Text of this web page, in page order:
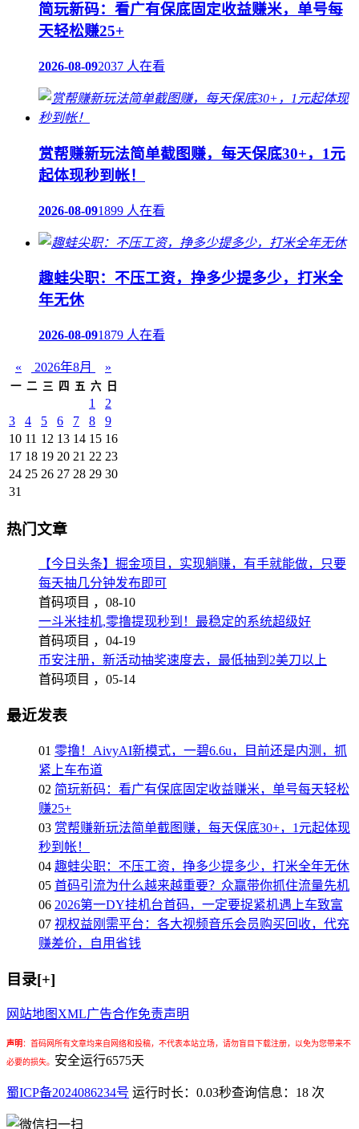
简玩新码：看广有保底固定收益赚米，单号每
天轻松赚25+
2026-08-092037 人在看
赏帮赚新玩法简单截图赚，每天保底30+，1元
起体现秒到帐！
2026-08-091899 人在看
趣蛙尖职：不压工资，挣多少提多少，打米全
年无休
2026-08-091879 人在看
« 2026年8月 »
一 二 三 四 五 六 日
1
2
3
4 5 6 7 8
9
10 11 12 13 14 15 16
17 18 19 20 21 22 23
24 25 26 27 28 29 30
31
热门文章
【今日头条】掘金项目，实现躺赚，有手就能做，只要
每天抽几分钟发布即可
首码项目 ， 08-10
一斗米挂机,零撸提现秒到！最稳定的系统超级好
首码项目 ， 04-19
币安注册，新活动抽奖速度去，最低抽到2美刀以上
首码项目 ， 05-14
最近发表
01 零撸！AivyAI新模式，一碧6.6u，目前还是内测，抓
紧上车布道
02 简玩新码：看广有保底固定收益赚米，单号每天轻松
赚25+
03 赏帮赚新玩法简单截图赚，每天保底30+，1元起体现
秒到帐！
04 趣蛙尖职：不压工资，挣多少提多少，打米全年无休
05 首码引流为什么越来越重要？众赢带你抓住流量先机
06 2026第一DY挂机台首码，一定要捉紧机遇上车致富
07 视权益刚需平台：各大视频音乐会员购买回收，代充
赚差价，自用省钱
目录[+]
网站地图 XML广告合作免责声明
声明： 首码网所有文章均来自网络和投稿，不代表本站立场，请勿盲目下载注册，以免为您带来不
必要的损失。 安全运行6575天
蜀ICP备2024086234号 运行时长：0.03秒查询信息：18 次